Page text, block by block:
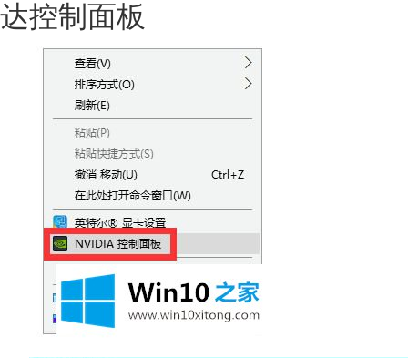
达控制面板